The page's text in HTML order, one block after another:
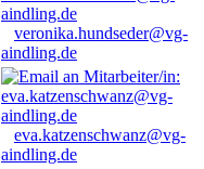
veronika.hundseder@vg-
aindling.de
eva.katzenschwanz@vg-
aindling.de